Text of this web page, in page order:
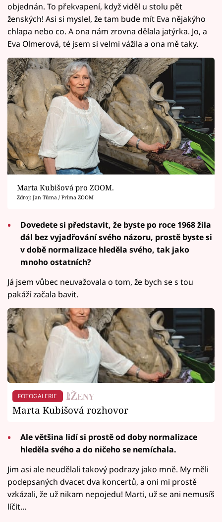
objednán. To překvapení, když viděl u stolu pět
ženských! Asi si myslel, že tam bude mít Eva nějakýho
chlapa nebo co. A ona nám zrovna dělala jatýrka. Jo, a
Eva Olmerová, té jsem si velmi vážila a ona mě taky.
Marta Kubišová pro ZOOM.
Zdroj: Jan Tůma / Prima ZOOM
Dovedete si představit, že byste po roce 1968 žila
dál bez vyjadřování svého názoru, prostě byste si
v době normalizace hleděla svého, tak jako
mnoho ostatních?
Já jsem vůbec neuvažovala o tom, že bych se s tou
pakáží začala bavit.
FOTOGALERIE
Marta Kubišová rozhovor
Ale většina lidí si prostě od doby normalizace
hleděla svého a do ničeho se nemíchala.
Jim asi ale neudělali takový podrazy jako mně. My měli
podepsaných dvacet dva koncertů, a oni mi prostě
vzkázali, že už nikam nepojedu! Marti, už se ani nemusíš
líčit…